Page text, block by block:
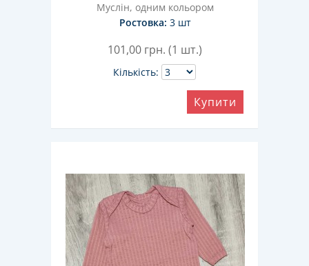
Муслін, одним кольором
Ростовка: 3 шт
101,00 грн. (1 шт.)
Кількість:
Купити